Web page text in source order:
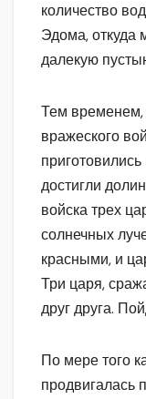
количество
Эдома, откуда
далекую
Тем
вражеского
достигли
войска трех
солнечных
красными, и
Три царя,
друг друга.
По мере того
продвигалась